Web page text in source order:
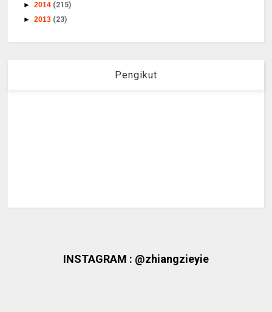
►2014 (215)
►2013 (23)
Pengikut
INSTAGRAM : @zhiangzieyie